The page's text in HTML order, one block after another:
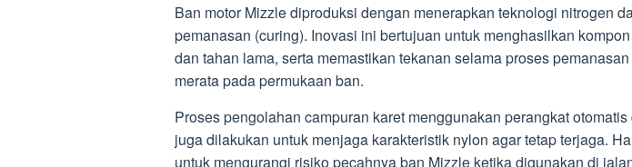
Ban motor Mizzle diproduksi dengan menerapkan teknologi nitrogen
pemanasan (curing). Inovasi ini bertujuan untuk menghasilkan
dan tahan lama, serta memastikan tekanan selama proses
merata pada permukaan ban.
Proses pengolahan campuran karet menggunakan perangkat
juga dilakukan untuk menjaga karakteristik nylon agar tetap terjaga.
untuk mengurangi risiko pecahnya ban Mizzle ketika digunakan di